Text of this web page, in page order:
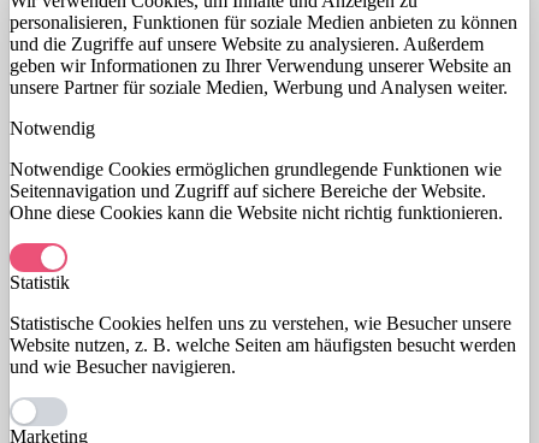
personalisieren, Funktionen für soziale Medien anbieten zu können
und die Zugriffe auf unsere Website zu analysieren. Außerdem
geben wir Informationen zu Ihrer Verwendung unserer Website an
unsere Partner für soziale Medien, Werbung und Analysen weiter.
Notwendig
Notwendige Cookies ermöglichen grundlegende Funktionen wie
Seitennavigation und Zugriff auf sichere Bereiche der Website.
Ohne diese Cookies kann die Website nicht richtig funktionieren.
Statistik
Statistische Cookies helfen uns zu verstehen, wie Besucher unsere
Website nutzen, z. B. welche Seiten am häufigsten besucht werden
und wie Besucher navigieren.
Marketing